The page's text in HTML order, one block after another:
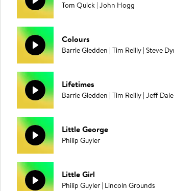
Tom Quick | John Hogg
Colours
Lifetimes
Barrie Gledden | Tim Reilly | Jeff Dale
Little George
Philip Guyler
Little Girl
Philip Guyler | Lincoln Grounds